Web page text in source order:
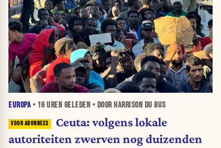
EUROPA• 16 UREN GELEDEN • DOOR HARRISON DU BUS
Ceuta: volgens lokale
autoriteiten zwerven nog duizenden